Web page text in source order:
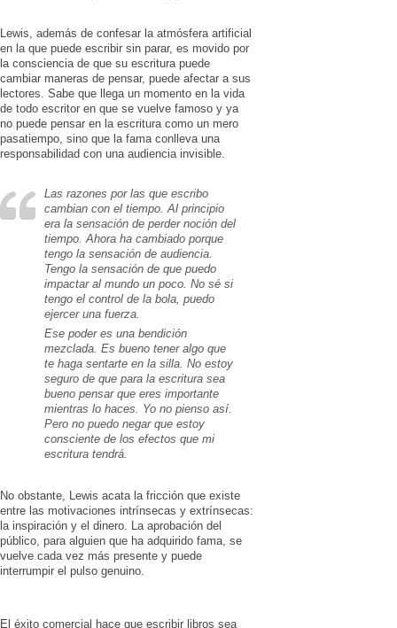
Lewis, además de confesar la atmósfera artificial
en la que puede escribir sin parar, es movido por
la consciencia de que su escritura puede
cambiar maneras de pensar, puede afectar a sus
lectores. Sabe que llega un momento en la vida
de todo escritor en que se vuelve famoso y ya
no puede pensar en la escritura como un mero
pasatiempo, sino que la fama conlleva una
responsabilidad con una audiencia invisible.
Las razones por las que escribo
cambian con el tiempo. Al principio
era la sensación de perder noción del
tiempo. Ahora ha cambiado porque
tengo la sensación de audiencia.
Tengo la sensación de que puedo
impactar al mundo un poco. No sé si
tengo el control de la bola, puedo
ejercer una fuerza.
Ese poder es una bendición
mezclada. Es bueno tener algo que
te haga sentarte en la silla. No estoy
seguro de que para la escritura sea
bueno pensar que eres importante
mientras lo haces. Yo no pienso así.
Pero no puedo negar que estoy
consciente de los efectos que mi
escritura tendrá.
No obstante, Lewis acata la fricción que existe
entre las motivaciones intrínsecas y extrínsecas:
la inspiración y el dinero. La aprobación del
público, para alguien que ha adquirido fama, se
vuelve cada vez más presente y puede
interrumpir el pulso genuino.
El éxito comercial hace que escribir libros sea